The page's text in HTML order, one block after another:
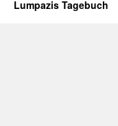
Lumpazis Tagebuch